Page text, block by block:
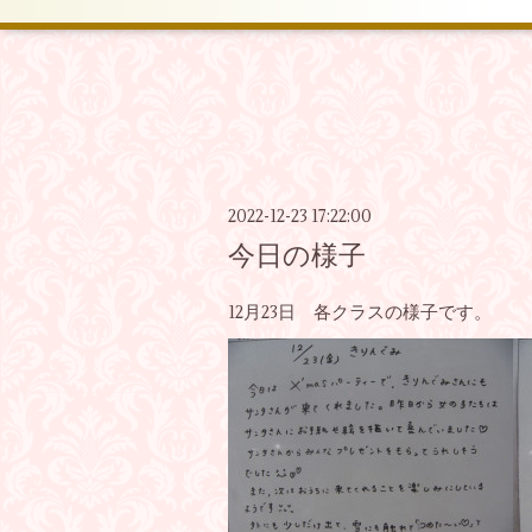
2022-12-23 17:22:00
今日の様子
12月23日 各クラスの様子です。